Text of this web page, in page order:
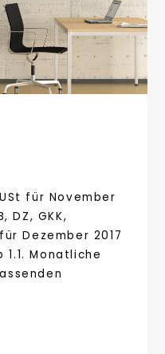
für November
DZ, GKK,
Dezember 2017
Monatliche